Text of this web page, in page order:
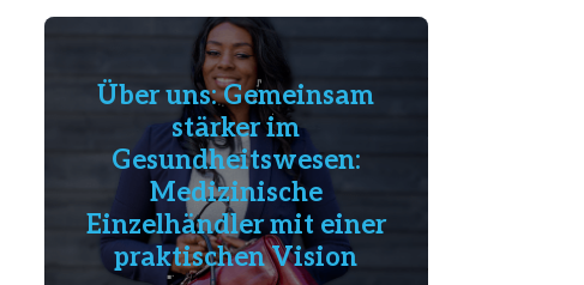
Über uns: Gemeinsam
stärker im
Gesundheitswesen:
Medizinische
Einzelhändler mit einer
praktischen Vision